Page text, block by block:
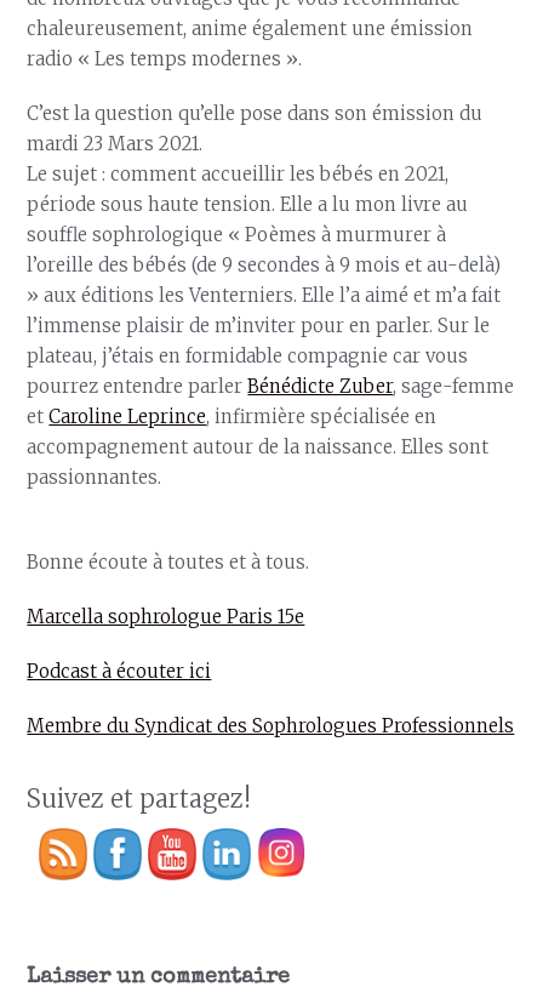
chaleureusement, anime également une émission
radio « Les temps modernes ».
C’est la question qu’elle pose dans son émission du
mardi 23 Mars 2021.
Le sujet : comment accueillir les bébés en 2021,
période sous haute tension. Elle a lu mon livre au
souffle sophrologique « Poèmes à murmurer à
l’oreille des bébés (de 9 secondes à 9 mois et au-delà)
» aux éditions les Venterniers. Elle l’a aimé et m’a fait
l’immense plaisir de m’inviter pour en parler. Sur le
plateau, j’étais en formidable compagnie car vous
pourrez entendre parlerBénédicte Zuber, sage-femme
etCaroline Leprince, infirmière spécialisée en
accompagnement autour de la naissance. Elles sont
passionnantes.
Bonne écoute à toutes et à tous.
Marcella sophrologue Paris 15e
Podcast à écouter ici
Membre du Syndicat des Sophrologues Professionnels
Suivez et partagez!
Laisser un commentaire